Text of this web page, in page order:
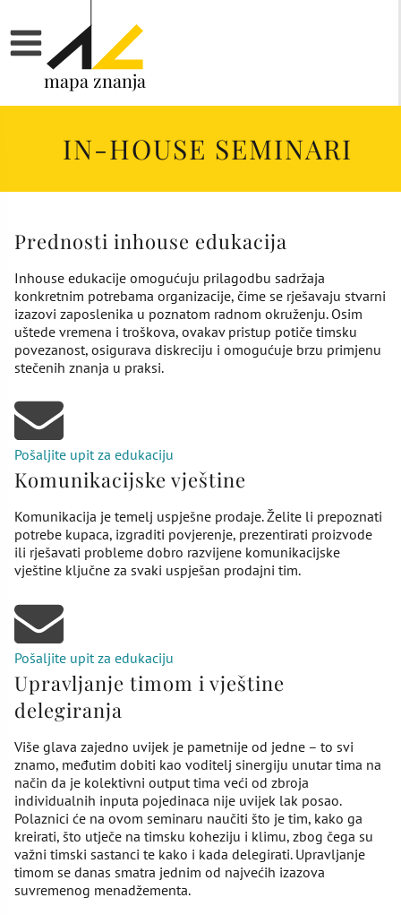
mapa znanja
IN-HOUSE SEMINARI
Prednosti inhouse edukacija
Inhouse edukacije omogućuju prilagodbu sadržaja
konkretnim potrebama organizacije, čime se rješavaju stvarni
izazovi zaposlenika u poznatom radnom okruženju. Osim
uštede vremena i troškova, ovakav pristup potiče timsku
povezanost, osigurava diskreciju i omogućuje brzu primjenu
stečenih znanja u praksi.
Pošaljite upit za edukaciju
Komunikacijske vještine
Komunikacija je temelj uspješne prodaje. Želite li prepoznati
potrebe kupaca, izgraditi povjerenje, prezentirati proizvode
ili rješavati probleme dobro razvijene komunikacijske
vještine ključne za svaki uspješan prodajni tim.
Pošaljite upit za edukaciju
Upravljanje timom i vještine
delegiranja
Više glava zajedno uvijek je pametnije od jedne – to svi
znamo, međutim dobiti kao voditelj sinergiju unutar tima na
način da je kolektivni output tima veći od zbroja
individualnih inputa pojedinaca nije uvijek lak posao.
Polaznici će na ovom seminaru naučiti što je tim, kako ga
kreirati, što utječe na timsku koheziju i klimu, zbog čega su
važni timski sastanci te kako i kada delegirati. Upravljanje
timom se danas smatra jednim od najvećih izazova
suvremenog menadžementa.